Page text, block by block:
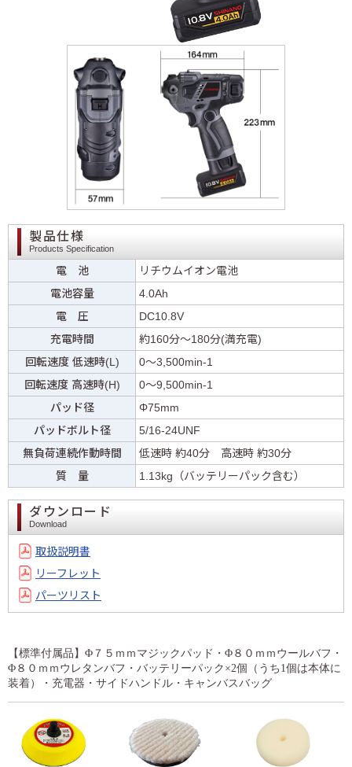
製品仕様
Products Specification
電 池
リチウムイオン電池
電池容量
4.0Ah
電 圧
DC10.8V
充電時間
約160分〜180分(満充電)
回転速度 低速時(L)
0～3,500min-1
回転速度 高速時(H)
0～9,500min-1
パッド径
Φ75mm
パッドボルト径
5/16-24UNF
無負荷連続作動時間
低速時 約40分 高速時 約30分
質 量
1.13kg（バッテリーパック含む）
ダウンロード
Download
取扱説明書
リーフレット
パーツリスト
【標準付属品】Φ７５ｍｍマジックパッド・Φ８０ｍｍウールバフ・
Φ８０ｍｍウレタンバフ・バッテリーパック×2個（うち1個は本体に
装着）・充電器・サイドハンドル・キャンバスバッグ